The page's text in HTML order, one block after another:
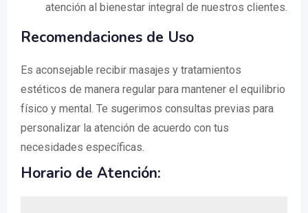
atención al bienestar integral de nuestros clientes.
Recomendaciones de Uso
Es aconsejable recibir masajes y tratamientos
estéticos de manera regular para mantener el equilibrio
físico y mental. Te sugerimos consultas previas para
personalizar la atención de acuerdo con tus
necesidades específicas.
Horario de Atención: